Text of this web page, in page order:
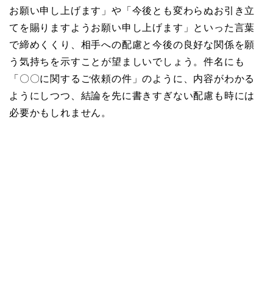
お願い申し上げます」や「今後とも変わらぬお引き立
てを賜りますようお願い申し上げます」といった言葉
で締めくくり、相手への配慮と今後の良好な関係を願
う気持ちを示すことが望ましいでしょう。件名にも
「〇〇に関するご依頼の件」のように、内容がわかる
ようにしつつ、結論を先に書きすぎない配慮も時には
必要かもしれません。